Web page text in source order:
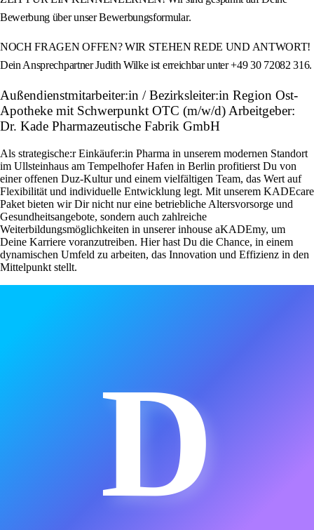
Bewerbung über unser Bewerbungsformular.
NOCH FRAGEN OFFEN? WIR STEHEN REDE UND ANTWORT!
Dein Ansprechpartner Judith Wilke ist erreichbar unter +49 30 72082 316.
Außendienstmitarbeiter:in / Bezirksleiter:in Region Ost-
Apotheke mit Schwerpunkt OTC (m/w/d) Arbeitgeber:
Dr. Kade Pharmazeutische Fabrik GmbH
Als strategische:r Einkäufer:in Pharma in unserem modernen Standort
im Ullsteinhaus am Tempelhofer Hafen in Berlin profitierst Du von
einer offenen Duz-Kultur und einem vielfältigen Team, das Wert auf
Flexibilität und individuelle Entwicklung legt. Mit unserem KADEcare
Paket bieten wir Dir nicht nur eine betriebliche Altersvorsorge und
Gesundheitsangebote, sondern auch zahlreiche
Weiterbildungsmöglichkeiten in unserer inhouse aKADEmy, um
Deine Karriere voranzutreiben. Hier hast Du die Chance, in einem
dynamischen Umfeld zu arbeiten, das Innovation und Effizienz in den
Mittelpunkt stellt.
D